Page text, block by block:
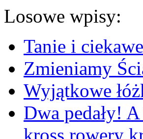
Losowe wpisy:
Tanie i
Zmieniamy
Wyjątkowe
Dwa pedały!